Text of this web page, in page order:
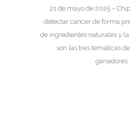
21 de mayo de 2025 –
detectar cáncer de forma
de ingredientes naturales y
son las tres temáticas